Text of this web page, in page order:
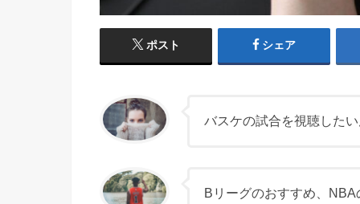
ポスト シェア
バスケの試合を視聴した
Bリーグのおすすめ、